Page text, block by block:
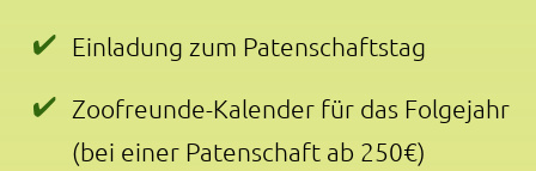
Einladung zum Patenschaftstag
Zoofreunde-Kalender für das Folgejahr
(bei einer Patenschaft ab 250€)